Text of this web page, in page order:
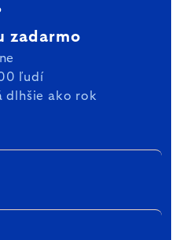
zadarmo
ľudí
dlhšie ako rok